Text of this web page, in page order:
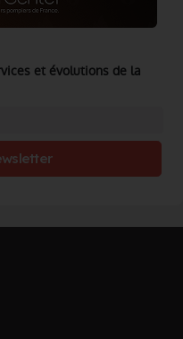
et évolutions de la